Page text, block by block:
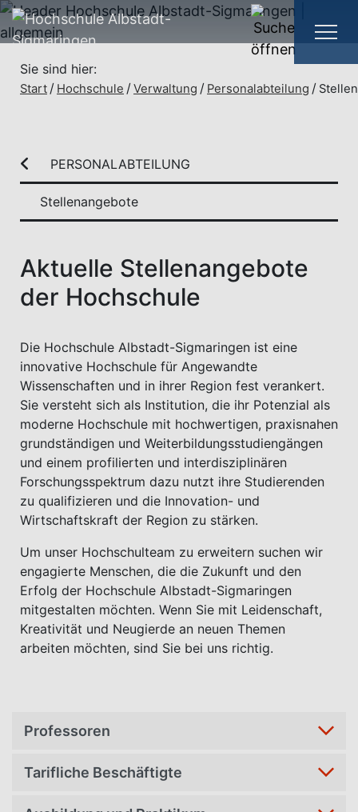
Sie sind hier:
Start Hochschule Verwaltung Personalabteilung
Aktuelle Stellenangebote
der Hochschule
Die Hochschule Albstadt-Sigmaringen ist eine
innovative Hochschule für Angewandte
Wissenschaften und in ihrer Region fest verankert.
Sie versteht sich als Institution, die ihr Potenzial als
moderne Hochschule mit hochwertigen, praxisnahen
grundständigen und Weiterbildungsstudiengängen
und einem profilierten und interdisziplinären
Forschungsspektrum dazu nutzt ihre Studierenden
zu qualifizieren und die Innovation- und
Wirtschaftskraft der Region zu stärken.
Um unser Hochschulteam zu erweitern suchen wir
engagierte Menschen, die die Zukunft und den
Erfolg der Hochschule Albstadt-Sigmaringen
mitgestalten möchten. Wenn Sie mit Leidenschaft,
Kreativität und Neugierde an neuen Themen
arbeiten möchten, sind Sie bei uns richtig.
PERSONALABTEILUNG
Stellenangebote
Professoren
Tarifliche Beschäftigte